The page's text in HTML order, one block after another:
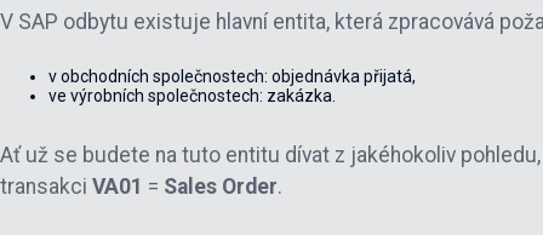
V SAP odbytu existuje hlavní entita, která zpracovává
v obchodních společnostech: objednávka přijatá,
ve výrobních společnostech: zakázka.
Ať už se budete na tuto entitu dívat z jakéhokoliv
transakci VA01 = Sales Order.